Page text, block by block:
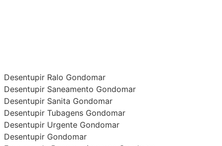
Desentupir Ralo Gondomar
Desentupir Saneamento Gondomar
Desentupir Sanita Gondomar
Desentupir Tubagens Gondomar
Desentupir Urgente Gondomar
Desentupir Gondomar